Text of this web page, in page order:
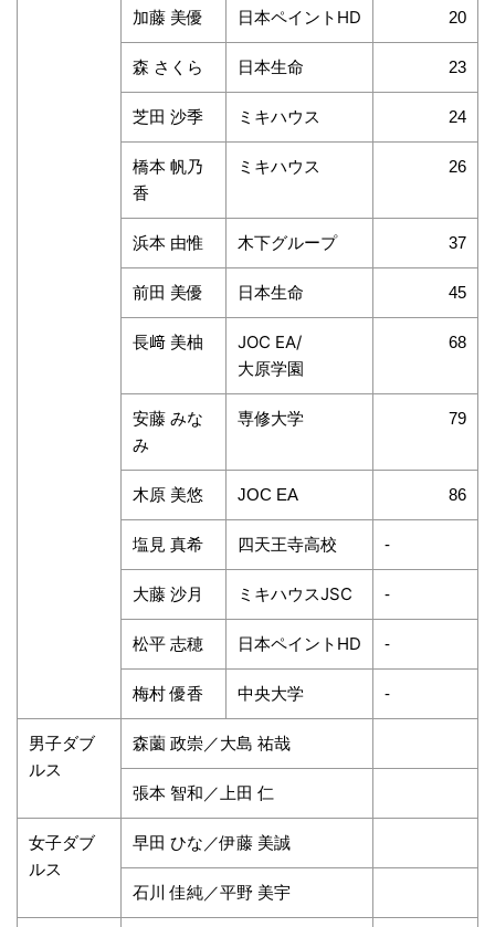
加藤 美優 日本ペイントHD 20
森 さくら 日本生命 23
芝田 沙季 ミキハウス 24
橋本 帆乃
香
ミキハウス 26
浜本 由惟 木下グループ 37
前田 美優 日本生命 45
長﨑 美柚
JOC EA/
大原学園
68
安藤 みな
み
専修大学 79
木原 美悠 JOC EA 86
塩見 真希 四天王寺高校 -
大藤 沙月 ミキハウスJSC -
松平 志穂 日本ペイントHD -
梅村 優香 中央大学 -
男子ダブ
ルス
森薗 政崇／大島 祐哉
張本 智和／上田 仁
女子ダブ
ルス
早田 ひな／伊藤 美誠
石川 佳純／平野 美宇